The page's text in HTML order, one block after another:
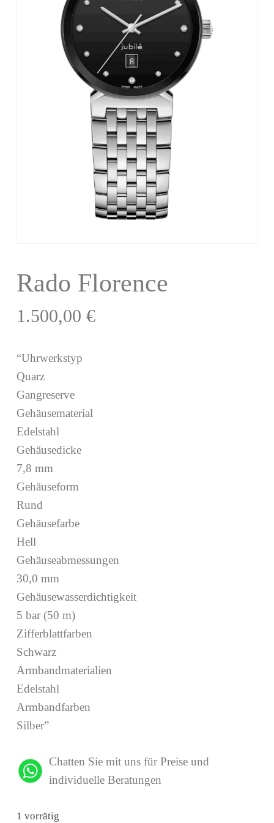
Rado Florence
1.500,00 €
“Uhrwerkstyp
Quarz
Gangreserve
Gehäusematerial
Edelstahl
Gehäusedicke
7,8 mm
Gehäuseform
Rund
Gehäusefarbe
Hell
Gehäuseabmessungen
30,0 mm
Gehäusewasserdichtigkeit
5 bar (50 m)
Zifferblattfarben
Schwarz
Armbandmaterialien
Edelstahl
Armbandfarben
Silber”
Chatten Sie mit uns für Preise und
individuelle Beratungen
1 vorrätig